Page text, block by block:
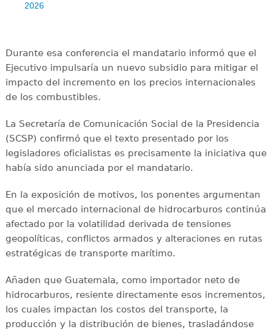
2026
Durante esa conferencia el mandatario informó que el
Ejecutivo impulsaría un nuevo subsidio para mitigar el
impacto del incremento en los precios internacionales
de los combustibles.
La Secretaría de Comunicación Social de la Presidencia
(SCSP) confirmó que el texto presentado por los
legisladores oficialistas es precisamente la iniciativa que
había sido anunciada por el mandatario.
En la exposición de motivos, los ponentes argumentan
que el mercado internacional de hidrocarburos continúa
afectado por la volatilidad derivada de tensiones
geopolíticas, conflictos armados y alteraciones en rutas
estratégicas de transporte marítimo.
Añaden que Guatemala, como importador neto de
hidrocarburos, resiente directamente esos incrementos,
los cuales impactan los costos del transporte, la
producción y la distribución de bienes, trasladándose